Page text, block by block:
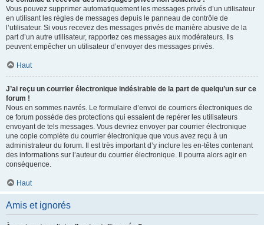
Vous pouvez supprimer automatiquement les messages privés d’un utilisateur
en utilisant les règles de messages depuis le panneau de contrôle de
l’utilisateur. Si vous recevez des messages privés de manière abusive de la
part d’un autre utilisateur, rapportez ces messages aux modérateurs. Ils
peuvent empêcher un utilisateur d’envoyer des messages privés.
Haut
J’ai reçu un courrier électronique indésirable de la part de quelqu’un sur ce
forum !
Nous en sommes navrés. Le formulaire d’envoi de courriers électroniques de
ce forum possède des protections qui essaient de repérer les utilisateurs
envoyant de tels messages. Vous devriez envoyer par courrier électronique
une copie complète du courrier électronique que vous avez reçu à un
administrateur du forum. Il est très important d’y inclure les en-têtes contenant
des informations sur l’auteur du courrier électronique. Il pourra alors agir en
conséquence.
Haut
Amis et ignorés